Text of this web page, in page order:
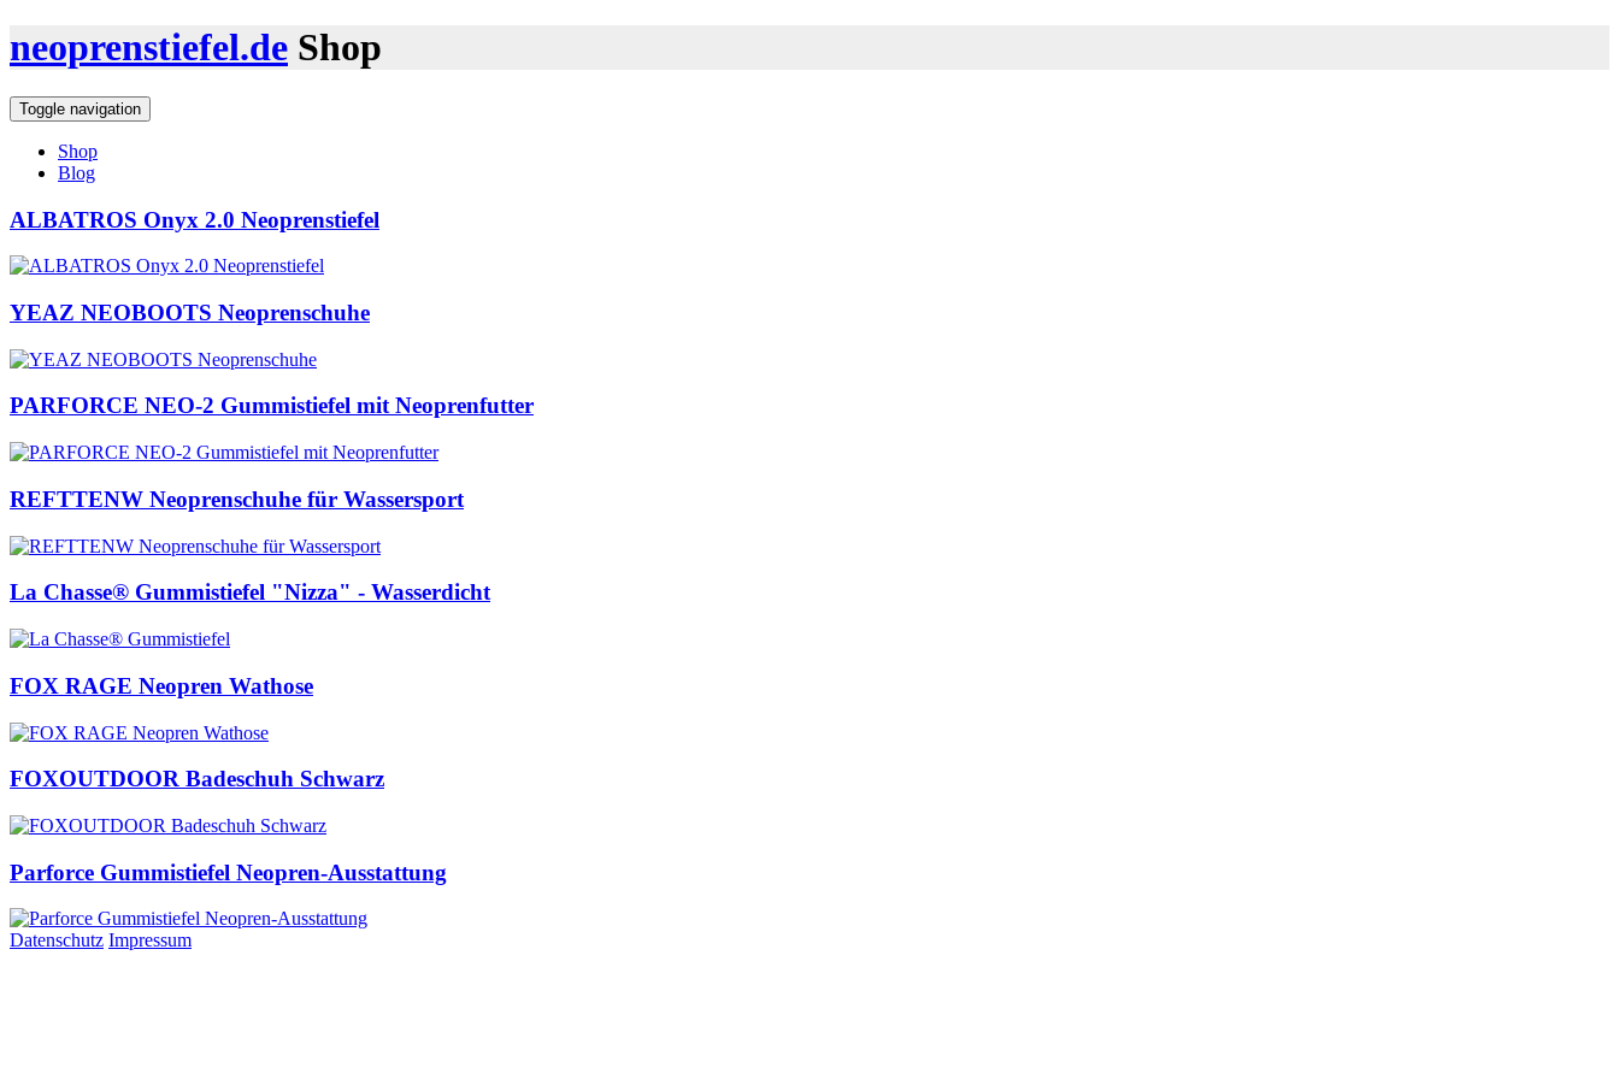
neoprenstiefel.de Shop
Toggle navigation
Shop
Blog
ALBATROS Onyx 2.0 Neoprenstiefel
YEAZ NEOBOOTS Neoprenschuhe
PARFORCE NEO-2 Gummistiefel mit Neoprenfutter
REFTTENW Neoprenschuhe für Wassersport
La Chasse® Gummistiefel "Nizza" - Wasserdicht
FOX RAGE Neopren Wathose
FOXOUTDOOR Badeschuh Schwarz
Parforce Gummistiefel Neopren-Ausstattung
Datenschutz Impressum